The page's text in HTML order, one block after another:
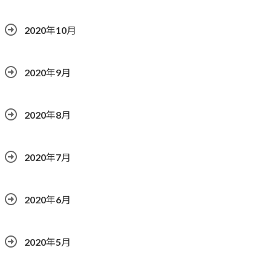
2020年10月
2020年9月
2020年8月
2020年7月
2020年6月
2020年5月